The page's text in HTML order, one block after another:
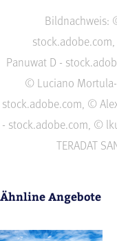
Bildnachweis:
Panuwat D -
© Luciano
stock.adobe.com, ©
- stock.adobe.com, ©
TERADAT
Ähnline Angebote